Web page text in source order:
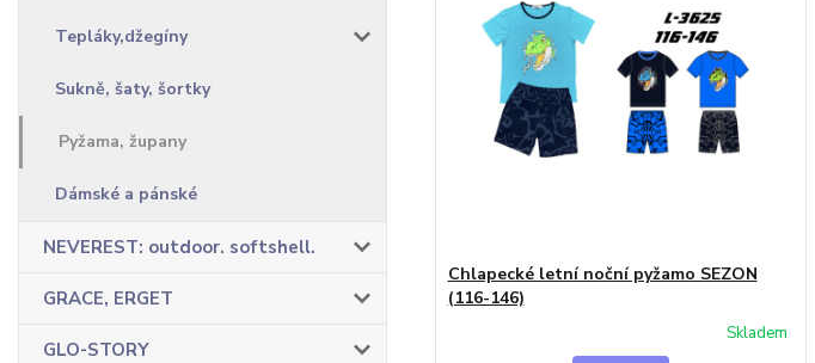
Tepláky,džegíny
Sukně, šaty, šortky
Pyžama, župany
Dámské a pánské
NEVEREST: outdoor. softshell.
GRACE, ERGET
GLO-STORY
Chlapecké letní noční pyžamo SEZON
(116-146)
Skladem